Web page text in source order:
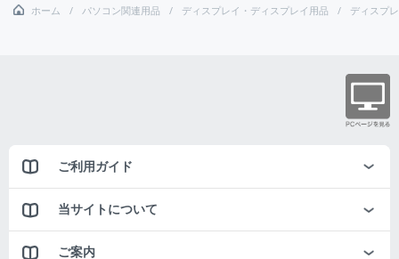
ホーム パソコン関連用品 ディスプレイ・ディスプレイ用品 ディスプ
ご利用ガイド
当サイトについて
ご案内